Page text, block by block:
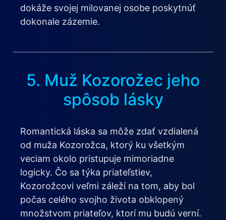
dokáže svojej milovanej osobe poskytnúť
dokonale zázemie.
5. Muž Kozorožec jeho
spôsob lásky
Romantická láska sa môže zdať vzdialená
od muža Kozorožca, ktorý ku všetkým
veciam okolo pristupuje mimoriadne
logicky. Čo sa týka priateľstiev,
Kozorožcovi veľmi záleží na tom, aby bol
počas celého svojho života obklopený
množstvom priateľov, ktorí mu budú verní.